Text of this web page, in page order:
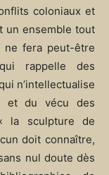
coloniaux et
un ensemble tout
ne fera peut-être
rappelle des
n’intellectualise
et du vécu des
la sculpture de
doit connaître,
nul doute dès